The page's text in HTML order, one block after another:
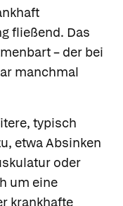
fließend. Das
– der bei
manchmal
typisch
etwa Absinken
oder
um eine
krankhafte